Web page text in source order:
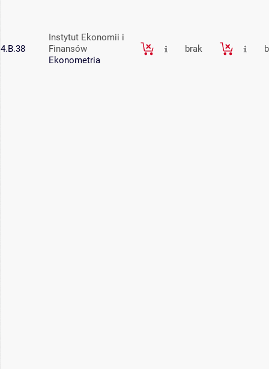
4.B.38
Instytut Ekonomii i
Finansów
Ekonometria
brak